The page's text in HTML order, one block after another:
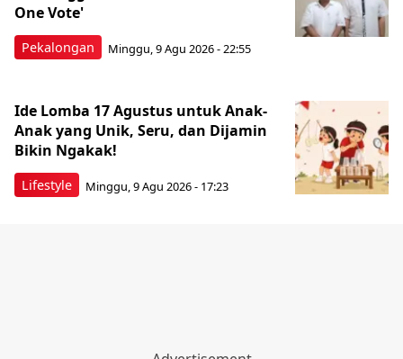
Pekalongan
One Vote'
Minggu, 9 Agu 2026 - 22:55
Lifestyle
Ide Lomba 17 Agustus untuk Anak-
Anak yang Unik, Seru, dan Dijamin
Bikin Ngakak!
Minggu, 9 Agu 2026 - 17:23